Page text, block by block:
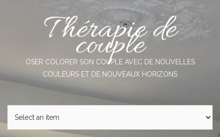
Thérapie de
couple
OSER COLORER SON COUPLE AVEC DE NOUVELLES
COULEURS ET DE NOUVEAUX HORIZONS